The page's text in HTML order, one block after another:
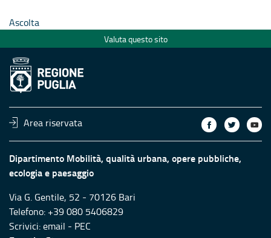
Ascolta
Valuta questo sito
Area riservata
Dipartimento Mobilità, qualità urbana, opere pubbliche,
ecologia e paesaggio
Via G. Gentile, 52 - 70126 Bari
Telefono: +39 080 5406829
Scrivici:email - PEC